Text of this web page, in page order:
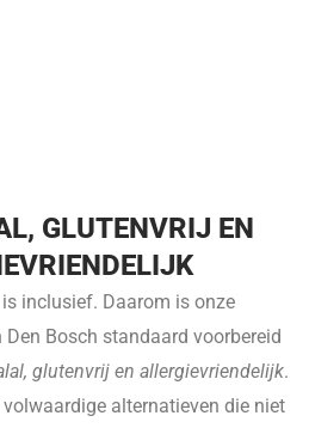
GLUTENVRIJ EN
inclusief. Daarom is onze
Bosch standaard voorbereid
glutenvrij en allergievriendelijk.
alternatieven die niet